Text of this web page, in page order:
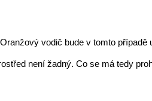
vodič bude v tomto případě
není žadný. Co se má tedy